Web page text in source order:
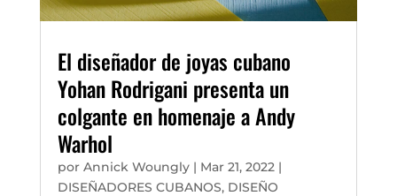
El diseñador de joyas cubano
Yohan Rodrigani presenta un
colgante en homenaje a Andy
Warhol
por Annick Woungly| Mar 21, 2022|
DISEÑADORES CUBANOS, DISEÑO